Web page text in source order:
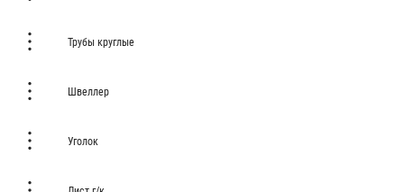
Трубы круглые
Швеллер
Уголок